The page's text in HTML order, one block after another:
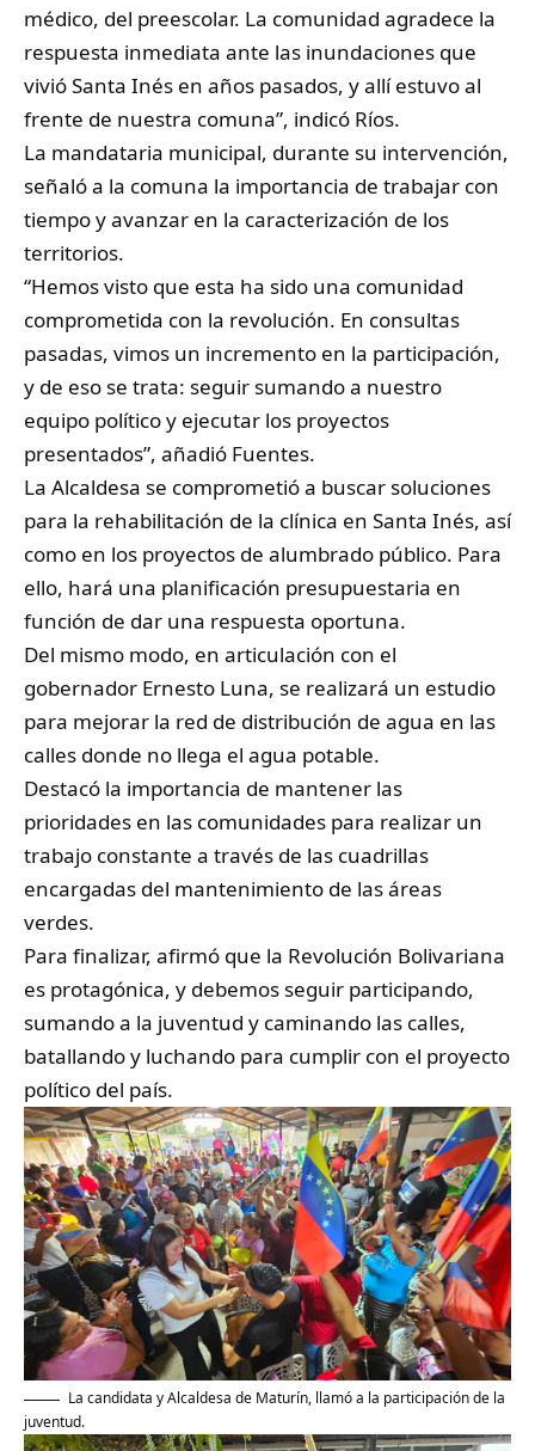
médico, del preescolar. La comunidad agradece la
respuesta inmediata ante las inundaciones que
vivió Santa Inés en años pasados, y allí estuvo al
frente de nuestra comuna”, indicó Ríos.
La mandataria municipal, durante su intervención,
señaló a la comuna la importancia de trabajar con
tiempo y avanzar en la caracterización de los
territorios.
“Hemos visto que esta ha sido una comunidad
comprometida con la revolución. En consultas
pasadas, vimos un incremento en la participación,
y de eso se trata: seguir sumando a nuestro
equipo político y ejecutar los proyectos
presentados”, añadió Fuentes.
La Alcaldesa se comprometió a buscar soluciones
para la rehabilitación de la clínica en Santa Inés, así
como en los proyectos de alumbrado público. Para
ello, hará una planificación presupuestaria en
función de dar una respuesta oportuna.
Del mismo modo, en articulación con el
gobernador Ernesto Luna, se realizará un estudio
para mejorar la red de distribución de agua en las
calles donde no llega el agua potable.
Destacó la importancia de mantener las
prioridades en las comunidades para realizar un
trabajo constante a través de las cuadrillas
encargadas del mantenimiento de las áreas
verdes.
Para finalizar, afirmó que la Revolución Bolivariana
es protagónica, y debemos seguir participando,
sumando a la juventud y caminando las calles,
batallando y luchando para cumplir con el proyecto
político del país.
La candidata y Alcaldesa de Maturín, llamó a la participación de la
juventud.